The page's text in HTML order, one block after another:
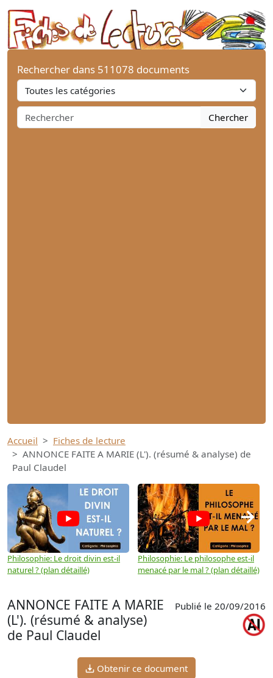
Rechercher dans 511078 documents
Chercher
Accueil
Fiches de lecture
ANNONCE FAITE A MARIE (L'). (résumé & analyse) de
Paul Claudel
Philosophie: Le droit divin est-il
naturel ? (plan détaillé)
Philosophie: Le philosophe est-il
menacé par le mal ? (plan détaillé)
→
ANNONCE FAITE A MARIE
(L'). (résumé & analyse)
de Paul Claudel
Publié le 20/09/2016
Obtenir ce document